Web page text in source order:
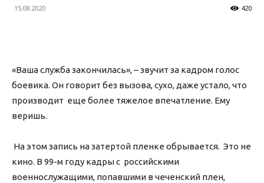
15.08.2020 420
«Ваша служба закончилась», – звучит за кадром голос
боевика. Он говорит без вызова, сухо, даже устало, что
производит еще более тяжелое впечатление. Ему
веришь.
На этом запись на затертой пленке обрывается. Это не
кино. В 99-м году кадры с российскими
военнослужащими, попавшими в чеченский плен,